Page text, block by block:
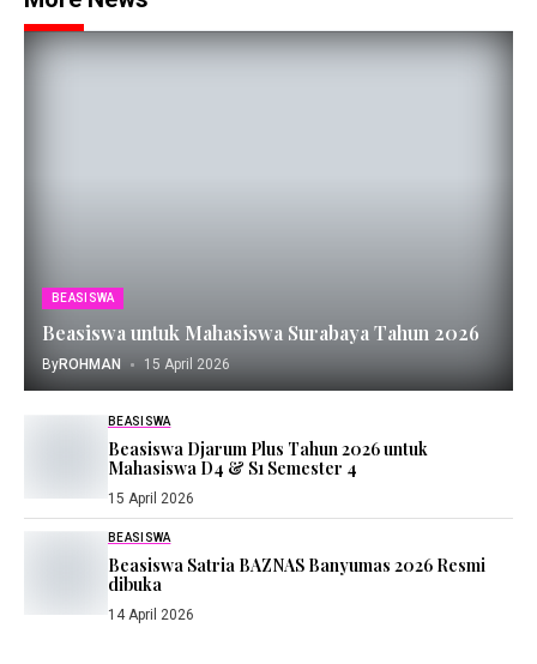
BEASISWA
Beasiswa untuk Mahasiswa Surabaya Tahun 2026
ByROHMAN 15 April 2026
BEASISWA
Beasiswa Djarum Plus Tahun 2026 untuk
Mahasiswa D4 & S1 Semester 4
15 April 2026
BEASISWA
Beasiswa Satria BAZNAS Banyumas 2026 Resmi
dibuka
14 April 2026